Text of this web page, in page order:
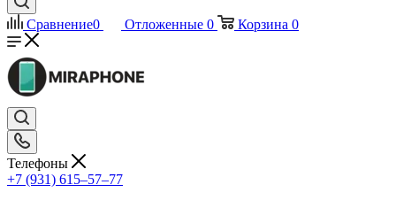
Сравнение0 Отложенные 0 Корзина 0
Телефоны
+7 (931) 615‒57‒77